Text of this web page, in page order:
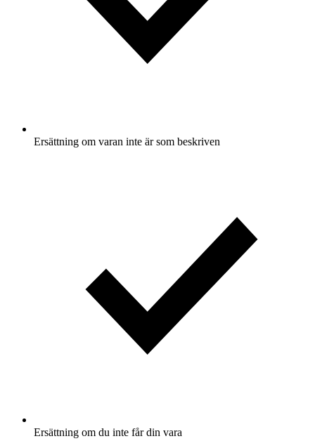
Ersättning om varan inte är som beskriven
Ersättning om du inte får din vara